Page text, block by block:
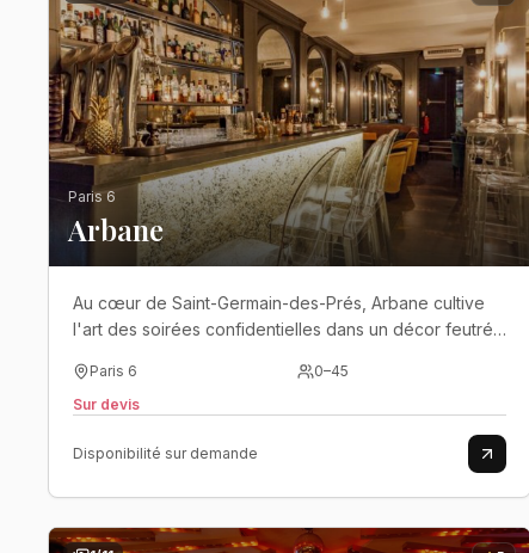
Paris 6
Arbane
Au cœur de Saint-Germain-des-Prés, Arbane cultive
l'art des soirées confidentielles dans un décor feutré
parisienne se rencontrent..
Paris 6 0–45
Sur devis
Disponibilité sur demande